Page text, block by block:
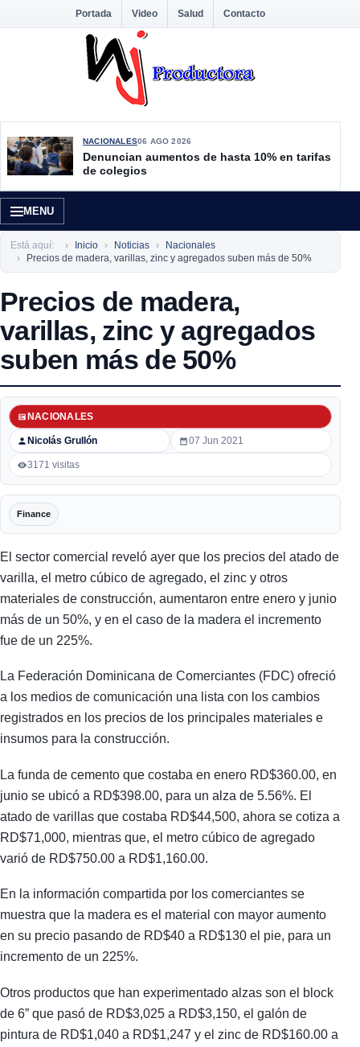
Portada Video Salud Contacto
NACIONALES06 AGO 2026
Denuncian aumentos de hasta 10% en tarifas
de colegios
MENU
Está aquí: Inicio Noticias
Nacionales
Precios de madera, varillas, zinc y agregados suben más de 50%
Precios de madera,
varillas, zinc y agregados
suben más de 50%
Nicolás Grullón
NACIONALES
07 Jun 2021
3171 visitas
Finance
El sector comercial reveló ayer que los precios del atado de
varilla, el metro cúbico de agregado, el zinc y otros
materiales de construcción, aumentaron entre enero y junio
más de un 50%, y en el caso de la madera el incremento
fue de un 225%.
La Federación Dominicana de Comerciantes (FDC) ofreció
a los medios de comunicación una lista con los cambios
registrados en los precios de los principales materiales e
insumos para la construcción.
La funda de cemento que costaba en enero RD$360.00, en
junio se ubicó a RD$398.00, para un alza de 5.56%. El
atado de varillas que costaba RD$44,500, ahora se cotiza a
RD$71,000, mientras que, el metro cúbico de agregado
varió de RD$750.00 a RD$1,160.00.
En la información compartida por los comerciantes se
muestra que la madera es el material con mayor aumento
en su precio pasando de RD$40 a RD$130 el pie, para un
incremento de un 225%.
Otros productos que han experimentado alzas son el block
de 6” que pasó de RD$3,025 a RD$3,150, el galón de
pintura de RD$1,040 a RD$1,247 y el zinc de RD$160.00 a